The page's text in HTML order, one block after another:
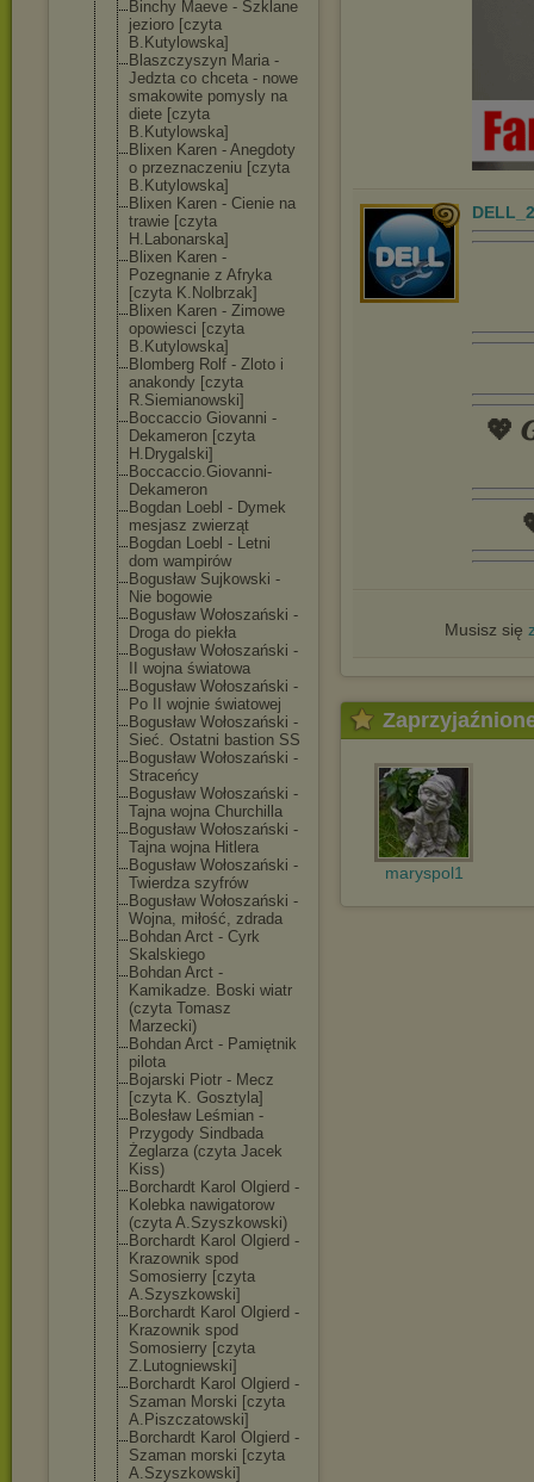
Binchy Maeve - Szklane
jezioro [czyta
B.Kutylowska]
Blaszczyszyn Maria -
Jedzta co chceta - nowe
smakowite pomysly na
diete [czyta
B.Kutylowska]
Blixen Karen - Anegdoty
o przeznaczeniu [czyta
B.Kutylowska]
Blixen Karen - Cienie na
trawie [czyta
H.Labonarska]
Blixen Karen -
Pozegnanie z Afryka
[czyta K.Nolbrzak]
Blixen Karen - Zimowe
opowiesci [czyta
B.Kutylowska]
Blomberg Rolf - Zloto i
anakondy [czyta
R.Siemianowski]
Boccaccio Giovanni -
Dekameron [czyta
H.Drygalski]
Boccaccio.Giovanni-
Dekameron
Bogdan Loebl - Dymek
mesjasz zwierząt
Bogdan Loebl - Letni
dom wampirów
Bogusław Sujkowski -
Nie bogowie
Bogusław Wołoszański -
Droga do piekła
Bogusław Wołoszański -
II wojna światowa
Bogusław Wołoszański -
Po II wojnie światowej
Bogusław Wołoszański -
Sieć. Ostatni bastion SS
Bogusław Wołoszański -
Straceńcy
Bogusław Wołoszański -
Tajna wojna Churchilla
Bogusław Wołoszański -
Tajna wojna Hitlera
Bogusław Wołoszański -
Twierdza szyfrów
Bogusław Wołoszański -
Wojna, miłość, zdrada
Bohdan Arct - Cyrk
Skalskiego
Bohdan Arct -
Kamikadze. Boski wiatr
(czyta Tomasz
Marzecki)
Bohdan Arct - Pamiętnik
pilota
Bojarski Piotr - Mecz
[czyta K. Gosztyla]
Bolesław Leśmian -
Przygody Sindbada
Żeglarza (czyta Jacek
Kiss)
Borchardt Karol Olgierd -
Kolebka nawigatorow
(czyta A.Szyszkowski)
Borchardt Karol Olgierd -
Krazownik spod
Somosierry [czyta
A.Szyszkowski]
Borchardt Karol Olgierd -
Krazownik spod
Somosierry [czyta
Z.Lutogniewski]
Borchardt Karol Olgierd -
Szaman Morski [czyta
A.Piszczatowski]
Borchardt Karol Olgierd -
Szaman morski [czyta
A.Szyszkowski]
💖
Musisz się
maryspol1